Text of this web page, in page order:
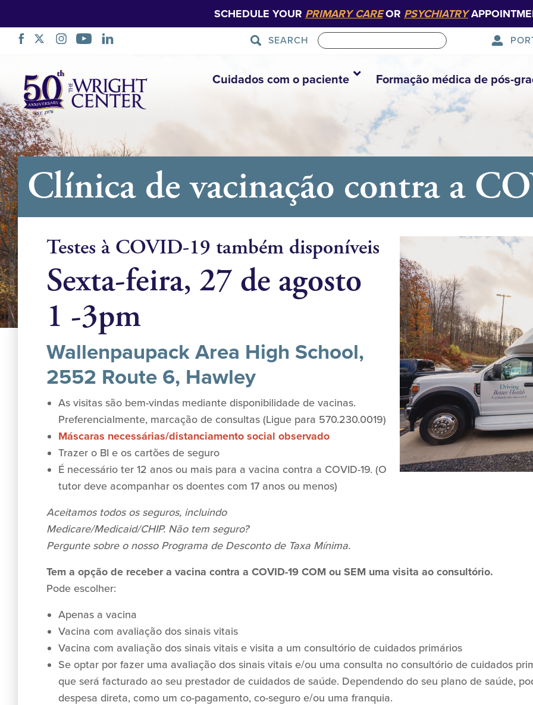
SCHEDULE YOUR PRIMARY CAREOR PSYCHIATRY
SEARCH
navegação
Cuidados com o paciente Formação médica de pós-
Clínica de vacinação contra a
Testes à COVID-19 também disponíveis
Sexta-feira, 27 de agosto
1 -3pm
Wallenpaupack Area High School,
2552 Route 6, Hawley
As visitas são bem-vindas mediante disponibilidade de vacinas.
Preferencialmente, marcação de consultas (Ligue para 570.230.0019)
Máscaras necessárias/distanciamento social observado
Trazer o BI e os cartões de seguro
É necessário ter 12 anos ou mais para a vacina contra a COVID-19. (O
tutor deve acompanhar os doentes com 17 anos ou menos)
Aceitamos todos os seguros, incluindo
Medicare/Medicaid/CHIP. Não tem seguro?
Pergunte sobre o nosso Programa de Desconto de Taxa Mínima.
Tem a opção de receber a vacina contra a COVID-19 COM ou SEM uma visita ao consultório.
Pode escolher:
Apenas a vacina
Vacina com avaliação dos sinais vitais
Vacina com avaliação dos sinais vitais e visita a um consultório de cuidados primários
Se optar por fazer uma avaliação dos sinais vitais e/ou uma consulta no consultório de cuidados
que será facturado ao seu prestador de cuidados de saúde. Dependendo do seu plano de saúde,
despesa direta, como um co-pagamento, co-seguro e/ou uma franquia.